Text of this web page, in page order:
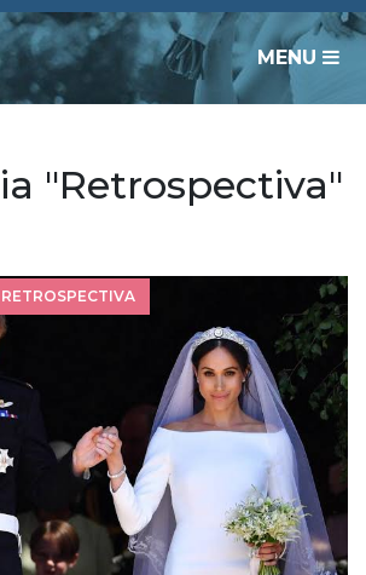
MENU
"Retrospectiva"
RETROSPECTIVA